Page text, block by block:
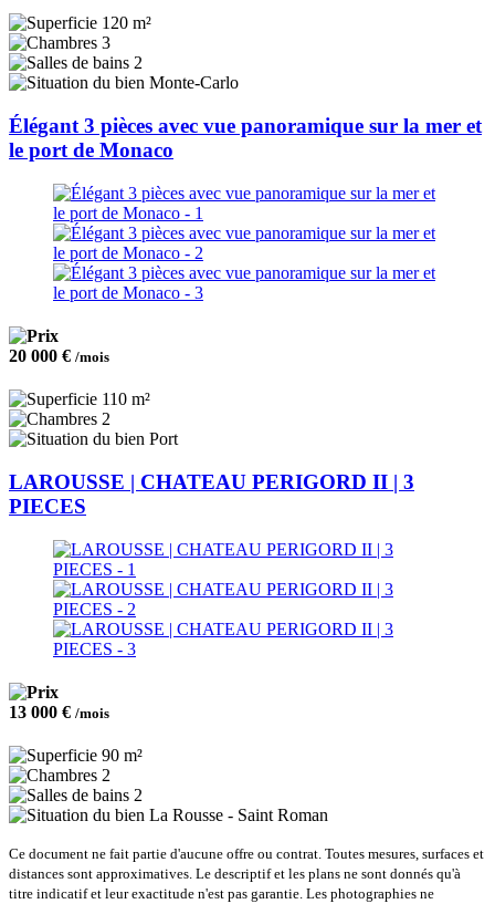
120 m²
3
2
Monte-Carlo
Élégant 3 pièces avec vue panoramique sur la mer et
le port de Monaco
20 000 € /mois
110 m²
2
Port
LAROUSSE | CHATEAU PERIGORD II | 3
PIECES
13 000 € /mois
90 m²
2
2
La Rousse - Saint Roman
Ce document ne fait partie d'aucune offre ou contrat. Toutes mesures, surfaces et
distances sont approximatives. Le descriptif et les plans ne sont donnés qu'à
titre indicatif et leur exactitude n'est pas garantie. Les photographies ne